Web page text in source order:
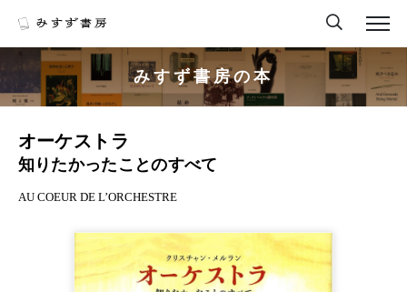
みすず書房の本
オーケストラ
知りたかったことのすべて
AU COEUR DE L’ORCHESTRE